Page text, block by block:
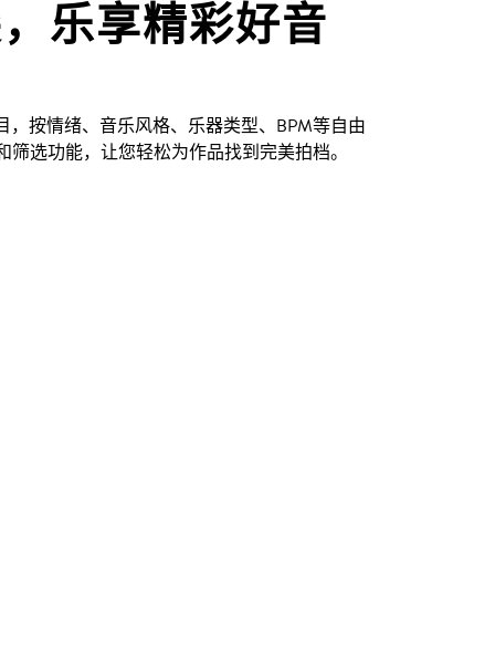
乐享精彩好音
按情绪、音乐风格、乐器类型、BPM等自由
选功能，让您轻松为作品找到完美拍档。